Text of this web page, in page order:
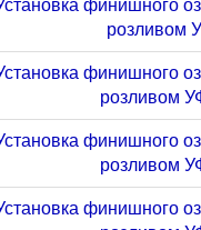
финишного
розливом
финишного
розливом
финишного
розливом
финишного